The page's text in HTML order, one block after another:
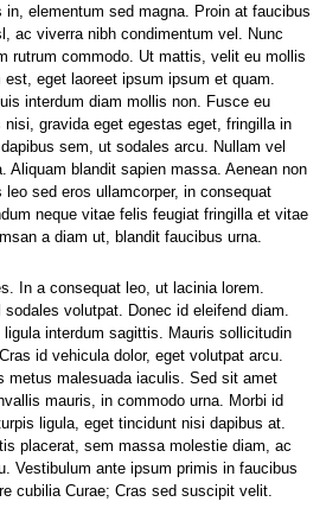
elementum sed magna. Proin at faucibus
ac viverra nibh condimentum vel. Nunc
rutrum commodo. Ut mattis, velit eu mollis
eget laoreet ipsum ipsum et quam.
interdum diam mollis non. Fusce eu
gravida eget egestas eget, fringilla in
sem, ut sodales arcu. Nullam vel
Aliquam blandit sapien massa. Aenean non
sed eros ullamcorper, in consequat
neque vitae felis feugiat fringilla et vitae
a diam ut, blandit faucibus urna.
In a consequat leo, ut lacinia lorem.
volutpat. Donec id eleifend diam.
interdum sagittis. Mauris sollicitudin
id vehicula dolor, eget volutpat arcu.
metus malesuada iaculis. Sed sit amet
mauris, in commodo urna. Morbi id
ligula, eget tincidunt nisi dapibus at.
placerat, sem massa molestie diam, ac
Vestibulum ante ipsum primis in faucibus
cubilia Curae; Cras sed suscipit velit.